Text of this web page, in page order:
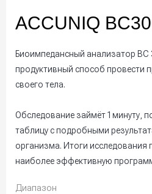
ACCUNIQ
Биоимпедансный анализатор BC
продуктивный способ провести
своего тела.
Обследование займёт 1 минуту,
таблицу с подробными
организма. Итоги исследования
наиболее эффективную
Диапазон